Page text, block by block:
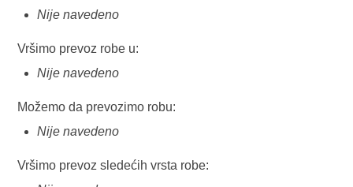
Nije navedeno
Vršimo prevoz robe u:
Nije navedeno
Možemo da prevozimo robu:
Nije navedeno
Vršimo prevoz sledećih vrsta robe: